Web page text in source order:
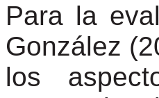
Para la
González
los